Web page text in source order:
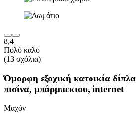
8,4
Πολύ καλό
(13 σχόλια)
Όμορφη εξοχική κατοικία
πισίνα, μπάρμπεκιου, internet
Μαχόν